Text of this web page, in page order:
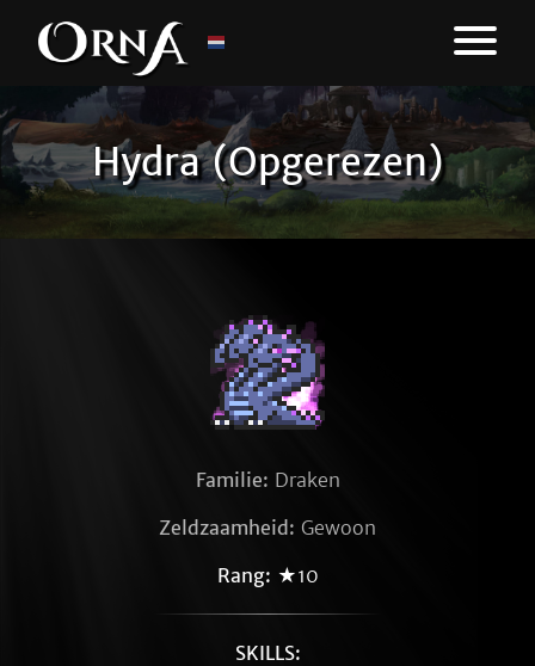
Hydra (Opgerezen)
Familie: Draken
Zeldzaamheid: Gewoon
Rang: ★10
SKILLS: